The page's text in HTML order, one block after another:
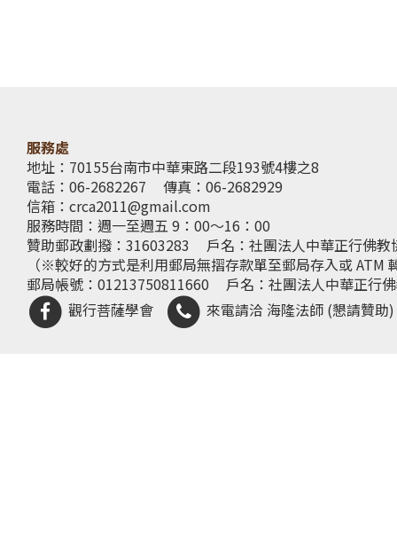
服務處
地址：70155台南市中華東路二段193號4樓之8
電話：06-2682267
傳真：06-2682929
信箱： crca2011@gmail.com
服務時間：週一至週五 9：00～16：00
贊助郵政劃撥：31603283
戶名：社團法人中華正行佛教
（※較好的方式是利用郵局無摺存款單至郵局存入或 ATM
郵局帳號：01213750811660
戶名：社團法人中華正行
觀行菩薩學會
來電請洽 海隆法師 (懇請贊助)